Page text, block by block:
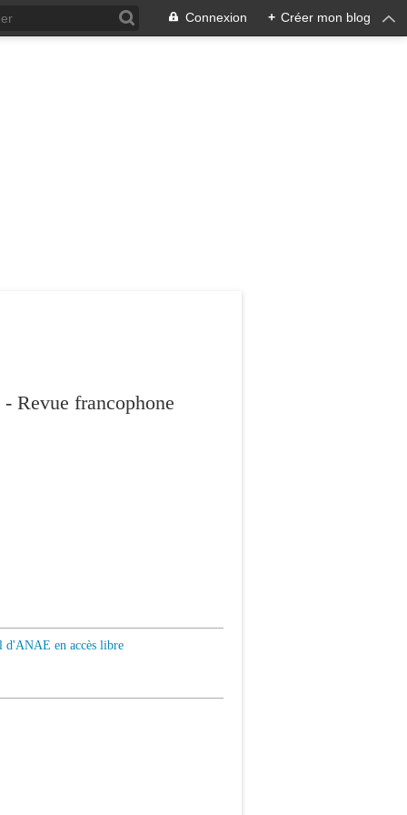
Connexion + Créer mon blog
Revue francophone
en accès libre